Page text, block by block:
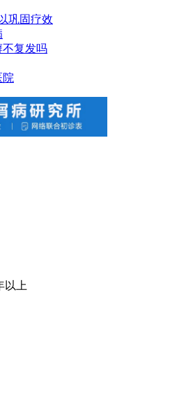
巩固疗效
不复发吗
院
以上